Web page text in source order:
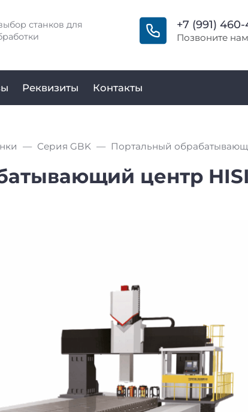
станков для
+7 (991)
Позвоните нам
Реквизиты Контакты
Серия GBK
центр